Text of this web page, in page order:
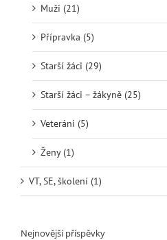
Muži (21)
Přípravka (5)
Starší žáci (29)
Starší žáci – žákyně (25)
Veteráni (5)
Ženy (1)
VT, SE, školení (1)
Nejnovější příspěvky